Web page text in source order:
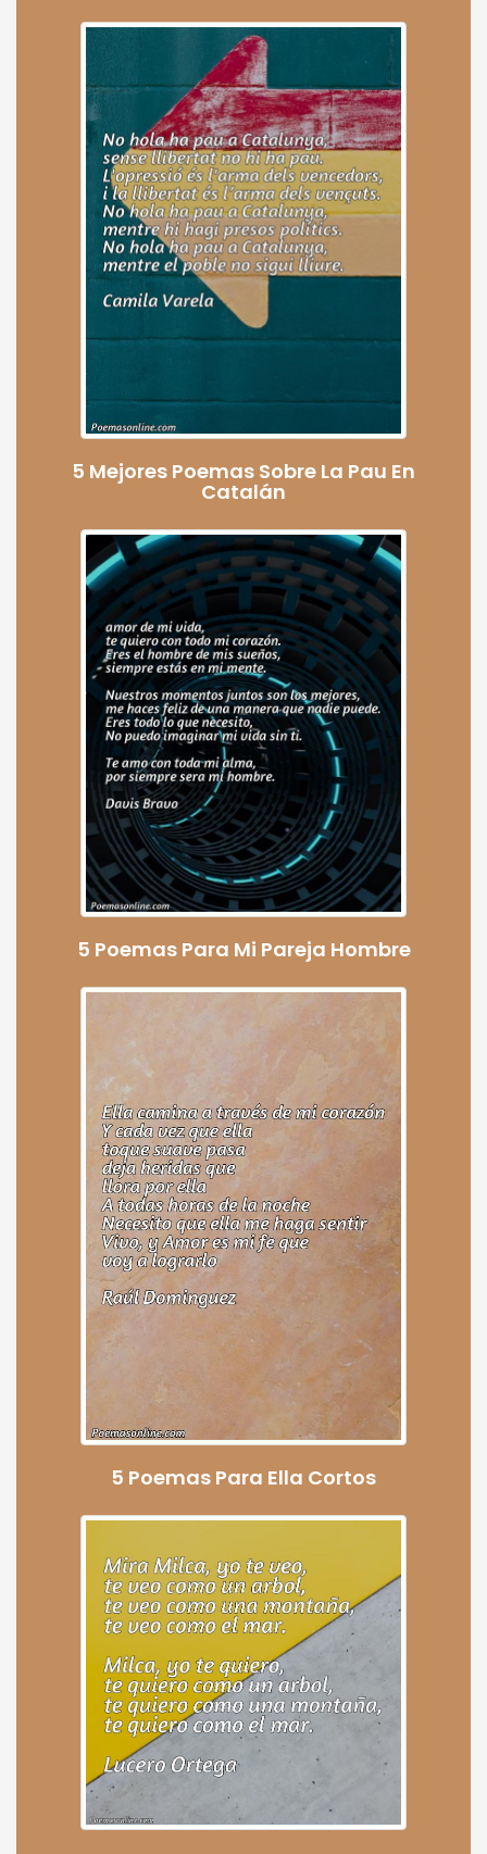
5 Mejores Poemas Sobre La Pau En
Catalán
5 Poemas Para Mi Pareja Hombre
5 Poemas Para Ella Cortos